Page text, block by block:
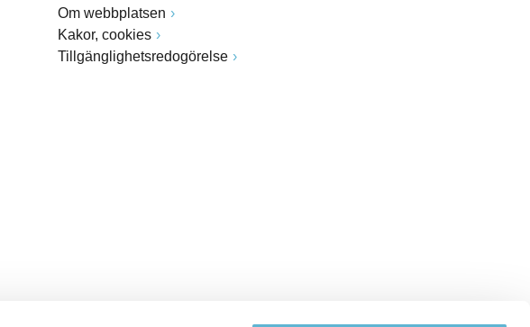
Om webbplatsen
Kakor, cookies
Tillgänglighetsredogörelse